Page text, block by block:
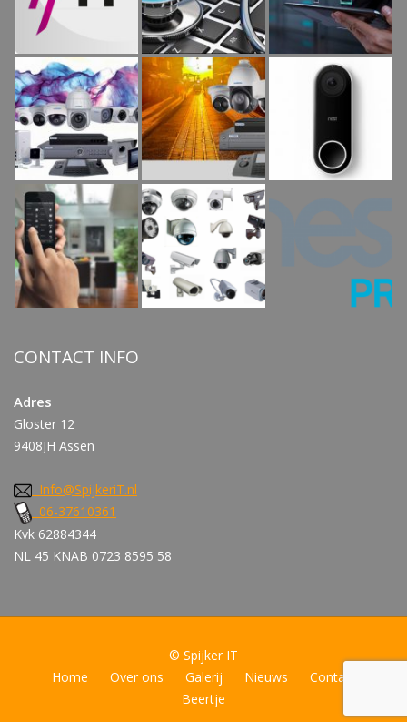
CONTACT INFO
Adres
Gloster 12
9408JH Assen
Info@SpijkeriT.nl
06-37610361
Kvk 62884344
NL 45 KNAB 0723 8595 58
© Spijker IT
Home
Over ons Galerij Nieuws
Contact
Beertje